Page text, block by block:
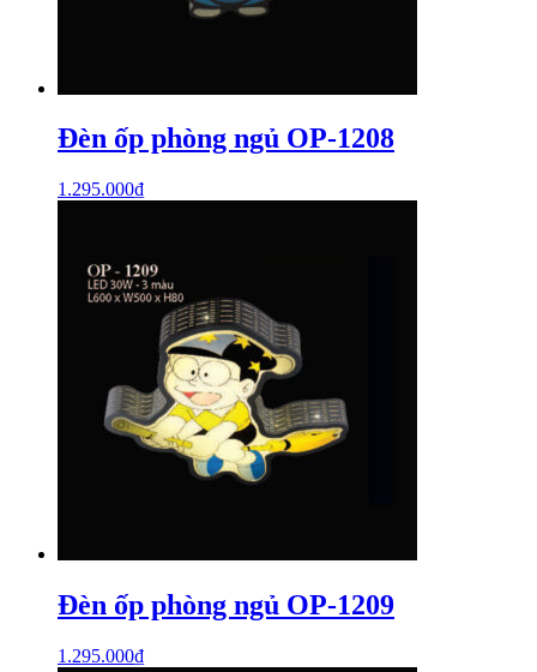
Đèn ốp phòng ngủ OP-1208
1.295.000₫
Đèn ốp phòng ngủ OP-1209
1.295.000₫